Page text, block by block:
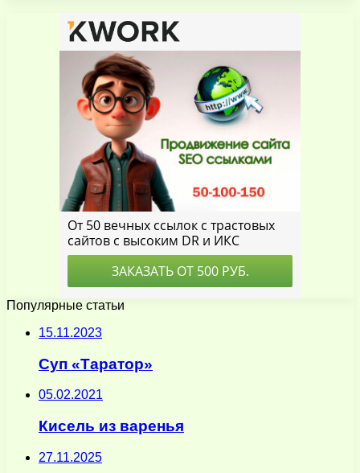
Популярные статьи
15.11.2023
Суп «Таратор»
05.02.2021
Кисель из варенья
27.11.2025